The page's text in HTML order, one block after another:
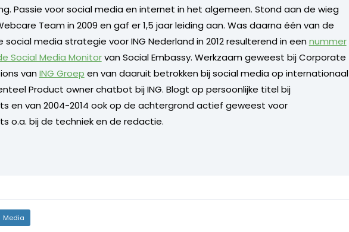
Passie voor social media en internet in het algemeen. Stond aan de wieg
Team in 2009 en gaf er 1,5 jaar leiding aan. Was daarna één van de
social media strategie voor ING Nederland in 2012 resulterend in eennummer
Social Media Monitorvan Social Embassy. Werkzaam geweest bij Corporate
vanING Groep en van daaruit betrokken bij social media op internationaal
Product owner chatbot bij ING. Blogt op persoonlijke titel bij
en van 2004-2014 ook op de achtergrond actief geweest voor
o.a. bij de techniek en de redactie.
Media